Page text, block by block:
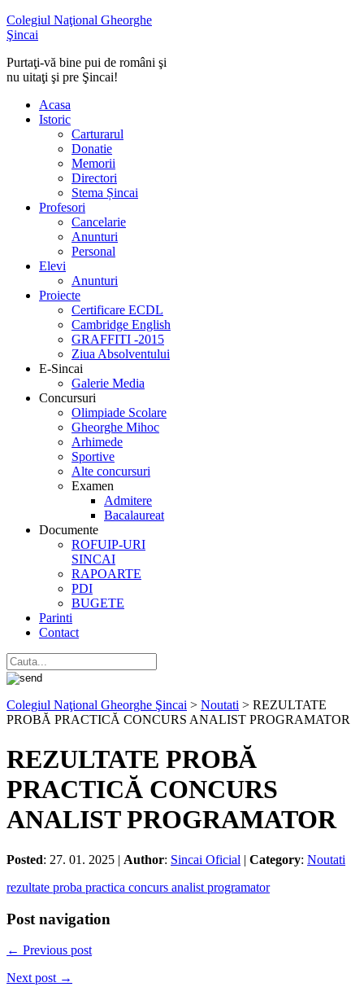
Colegiul Naţional Gheorghe
Şincai
Purtaţi-vă bine pui de români şi
nu uitaţi şi pre Şincai!
Acasa
Istoric
Carturarul
Donatie
Memorii
Directori
Stema Șincai
Profesori
Cancelarie
Anunturi
Personal
Elevi
Anunturi
Proiecte
Certificare ECDL
Cambridge English
GRAFFITI -2015
Ziua Absolventului
E-Sincai
Galerie Media
Concursuri
Olimpiade Scolare
Gheorghe Mihoc
Arhimede
Sportive
Alte concursuri
Examen
Admitere
Bacalaureat
Documente
ROFUIP-URI
SINCAI
RAPOARTE
PDI
BUGETE
Parinti
Contact
Colegiul Naţional Gheorghe Şincai > Noutati > REZULTATE
PROBĂ PRACTICĂ CONCURS ANALIST PROGRAMATOR
REZULTATE PROBĂ
PRACTICĂ CONCURS
ANALIST PROGRAMATOR
Posted: 27. 01. 2025 | Author: Sincai Oficial | Category: Noutati
rezultate proba practica concurs analist programator
Post navigation
← Previous post
Next post →